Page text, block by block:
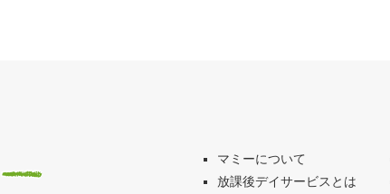
マミーについて
放課後デイサービスとは